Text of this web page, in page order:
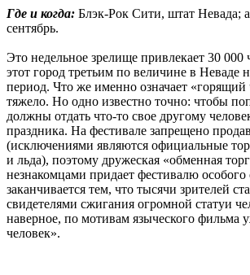
Где и когда: Блэк-Рок Сити, штат Невада;
сентябрь.
Это недельное зрелище привлекает 30 000
этот город третьим по величине в Неваде
период. Что же именно означает «горящий
тяжело. Но одно известно точно: чтобы
должны отдать что-то свое другому
праздника. На фестивале запрещено
(исключениями являются официальные
и льда), поэтому дружеская «обменная
незнакомцами придает фестивалю
заканчивается тем, что тысячи зрителей
свидетелями сжигания огромной статуи
наверное, по мотивам языческого фильма
человек».